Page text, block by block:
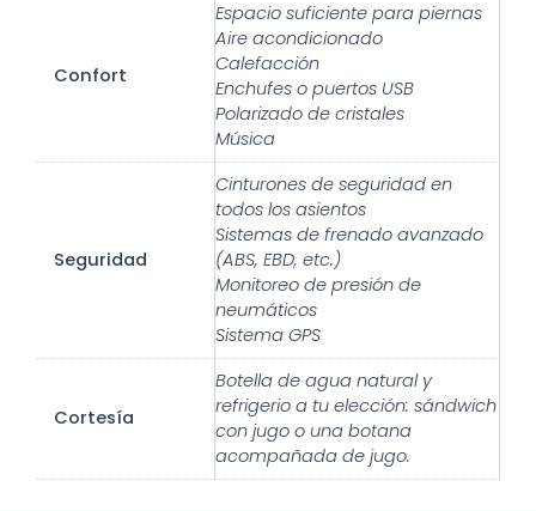
Confort
Espacio suficiente para piernas
Aire acondicionado
Calefacción
Enchufes o puertos USB
Polarizado de cristales
Música
Seguridad
Cinturones de seguridad en
todos los asientos
Sistemas de frenado avanzado
(ABS, EBD, etc.)
Monitoreo de presión de
neumáticos
Sistema GPS
Cortesía
Botella de agua natural y
refrigerio a tu elección: sándwich
con jugo o una botana
acompañada de jugo.